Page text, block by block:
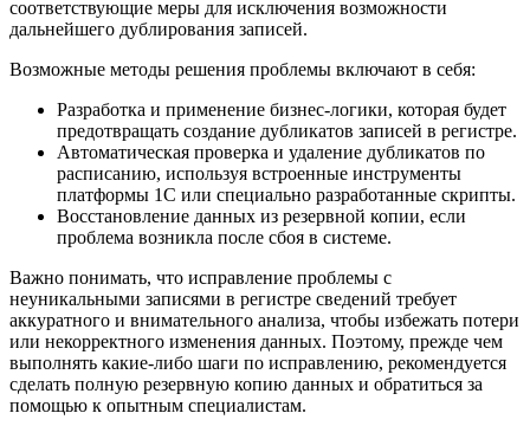
соответствующие меры для исключения возможности
дальнейшего дублирования записей.
Возможные методы решения проблемы включают в себя:
Разработка и применение бизнес-логики, которая будет
предотвращать создание дубликатов записей в регистре.
Автоматическая проверка и удаление дубликатов по
расписанию, используя встроенные инструменты
платформы 1С или специально разработанные скрипты.
Восстановление данных из резервной копии, если
проблема возникла после сбоя в системе.
Важно понимать, что исправление проблемы с
неуникальными записями в регистре сведений требует
аккуратного и внимательного анализа, чтобы избежать потери
или некорректного изменения данных. Поэтому, прежде чем
выполнять какие-либо шаги по исправлению, рекомендуется
сделать полную резервную копию данных и обратиться за
помощью к опытным специалистам.